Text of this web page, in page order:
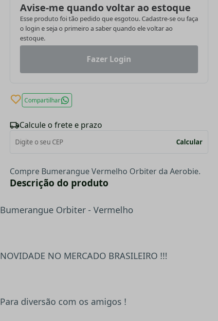
Avise-me quando voltar ao estoque
Esse produto foi tão pedido que esgotou. Cadastre-se ou faça
o login e seja o primeiro a saber quando ele voltar ao
estoque.
Fazer Login
Compartilhar
Calcule o frete e prazo
Calcular
Compre Bumerangue Vermelho Orbiter da Aerobie.
Descrição do produto
Bumerangue Orbiter - Vermelho
NOVIDADE NO MERCADO BRASILEIRO !!!
Para diversão com os amigos !